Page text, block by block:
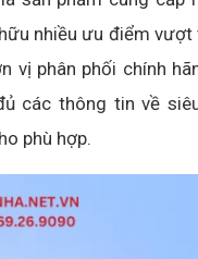
nhiều ưu điểm
phân phối chính
các thông tin về
phù hợp.